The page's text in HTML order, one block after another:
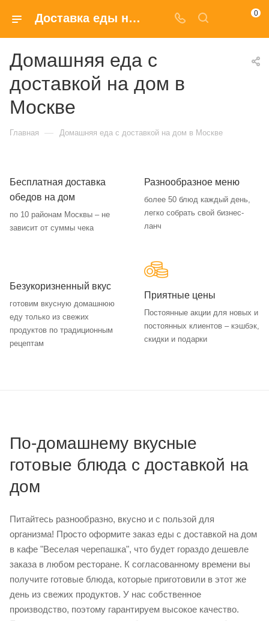
Доставка еды на дом в Москве 0
Домашняя еда с
доставкой на дом в
Москве
Главная — Домашняя еда с доставкой на дом в Москве
Бесплатная доставка
обедов на дом
по 10 районам Москвы – не
зависит от суммы чека
Разнообразное меню
более 50 блюд каждый день,
легко собрать свой бизнес-
ланч
Безукоризненный вкус
готовим вкусную домашнюю
еду только из свежих
продуктов по традиционным
рецептам
Приятные цены
Постоянные акции для новых и
постоянных клиентов – кэшбэк,
скидки и подарки
По-домашнему вкусные
готовые блюда с доставкой на
дом
Питайтесь разнообразно, вкусно и с пользой для
организма! Просто оформите заказ еды с доставкой на дом
в кафе "Веселая черепашка", что будет гораздо дешевле
заказа в любом ресторане. К согласованному времени вы
получите готовые блюда, которые приготовили в этот же
день из свежих продуктов. У нас собственное
производство, поэтому гарантируем высокое качество.